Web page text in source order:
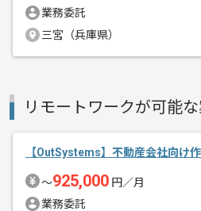
業務委託
三宮（兵庫県）
リモートワークが可能
【OutSystems】不動産会社向け
〜925,000 円／月
業務委託